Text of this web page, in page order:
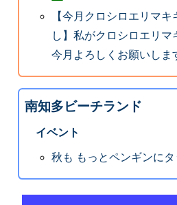
【今月クロシロエリマ
し】私がクロシロエリマ
今月よろしくお願いしま
南知多ビーチランド
イベント
秋も もっとペンギンにタ